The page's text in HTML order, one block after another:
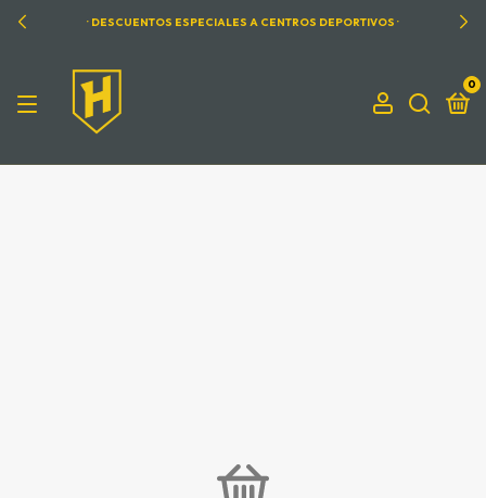
· DESCUENTOS ESPECIALES A CENTROS DEPORTIVOS ·
0